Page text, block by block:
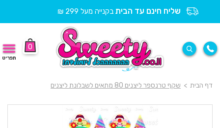
שליח חינם עד הבית בקנייה מעל 299 ₪
0
תפריט
דף הבית > שקף טרנספר ליצנים 80 מתאים לשבלונת ליצנים